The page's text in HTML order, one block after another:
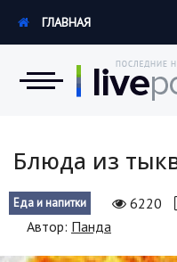
Экономика
Происшествия
ГЛАВНАЯ
Блюда из
Еда и напитки 6220
Автор: Панда